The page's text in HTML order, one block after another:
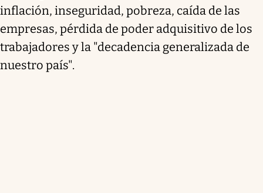
inflación, inseguridad, pobreza, caída de las
empresas, pérdida de poder adquisitivo de los
trabajadores y la "decadencia generalizada de
nuestro país".